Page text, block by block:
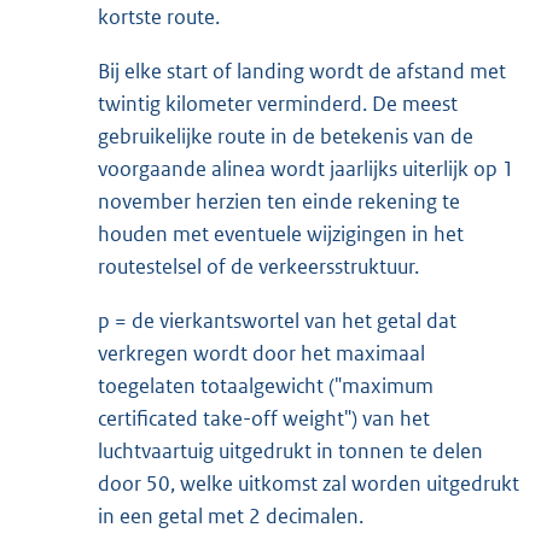
kortste route.
Bij elke start of landing wordt de afstand met
twintig kilometer verminderd. De meest
gebruikelijke route in de betekenis van de
voorgaande alinea wordt jaarlijks uiterlijk op 1
november herzien ten einde rekening te
houden met eventuele wijzigingen in het
routestelsel of de verkeersstruktuur.
p = de vierkantswortel van het getal dat
verkregen wordt door het maximaal
toegelaten totaalgewicht ("maximum
certificated take-off weight") van het
luchtvaartuig uitgedrukt in tonnen te delen
door 50, welke uitkomst zal worden uitgedrukt
in een getal met 2 decimalen.